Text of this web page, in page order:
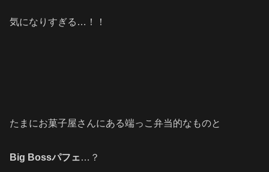
気になりすぎる…！！
たまにお菓子屋さんにある端っこ弁当的なものと
Big Bossパフェ…？